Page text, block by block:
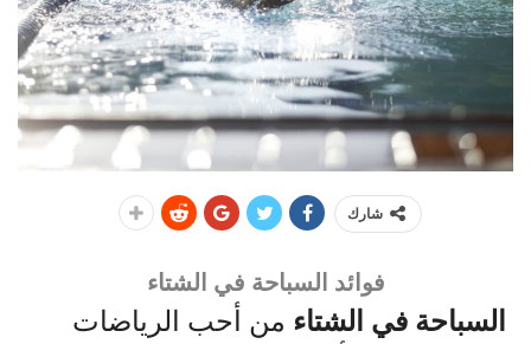
شارك
فوائد السباحة في الشتاء
السباحة في الشتاء من أحب الرياضات